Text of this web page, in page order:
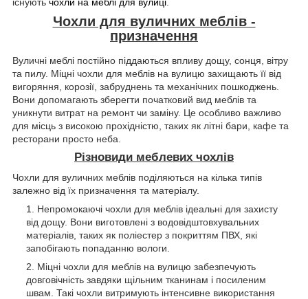
Чохли для вуличних меблів -
призначення
Вуличні меблі постійно піддаються впливу дощу, сонця, вітру
та пилу. Міцні чохли для меблів на вулицю захищають її від
вигоряння, корозії, забруднень та механічних пошкоджень.
Вони допомагають зберегти початковий вид меблів та
уникнути витрат на ремонт чи заміну. Це особливо важливо
для місць з високою прохідністю, таких як літні бари, кафе та
ресторани просто неба.
Різновиди меблевих чохлів
Чохли для вуличних меблів поділяються на кілька типів
залежно від їх призначення та матеріалу.
Непромокаючі чохли для меблів ідеальні для захисту
від дощу. Вони виготовлені з водовідштовхувальних
матеріалів, таких як поліестер з покриттям ПВХ, які
запобігають попаданню вологи.
Міцні чохли для меблів на вулицю забезпечують
довговічність завдяки щільним тканинам і посиленим
швам. Такі чохли витримують інтенсивне використання